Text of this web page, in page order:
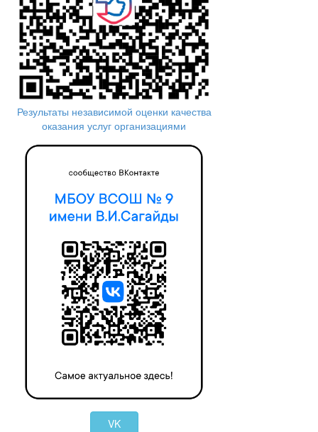
Результаты независимой оценки качества
оказания услуг организациями
VK